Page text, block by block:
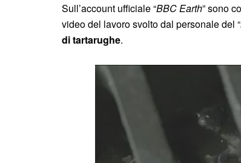
Sull’account ufficiale “BBC Earth” sono
video del lavoro svolto dal personale del “
di tartarughe.